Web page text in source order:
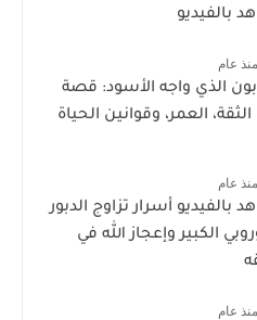
بالفيديو
منذ عام
الذي واجه الأسود: قصة
العمر، وقوانين الحياة
منذ عام
بالفيديو أسرار تزاوج الدبور
الكبير وإعجاز الله في
منذ عام